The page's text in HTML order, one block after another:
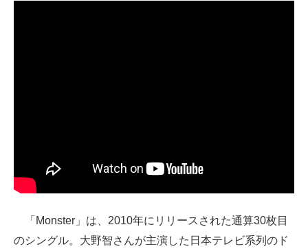
「Monster」は、2010年にリリースされた通算30枚目
のシングル。大野智さんが主演した日本テレビ系列のド